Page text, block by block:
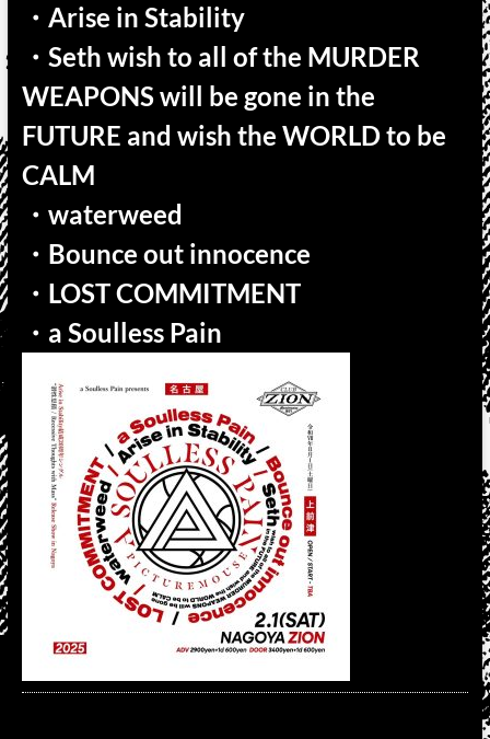
・Arise in Stability
・Seth wish to all of the MURDER
WEAPONS will be gone in the
FUTURE and wish the WORLD to be
CALM
・waterweed
・Bounce out innocence
・LOST COMMITMENT
・a Soulless Pain